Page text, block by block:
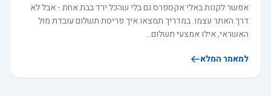
אפשר לקנות באלי אקספרס גם בלי שהכל ירד בבת אחת - אבל לא
דרך האתר עצמו. במדריך תמצאו איך פריסת תשלום עובדת מול
האשראי, אילו אמצעי תשלום…
למאמר המלא